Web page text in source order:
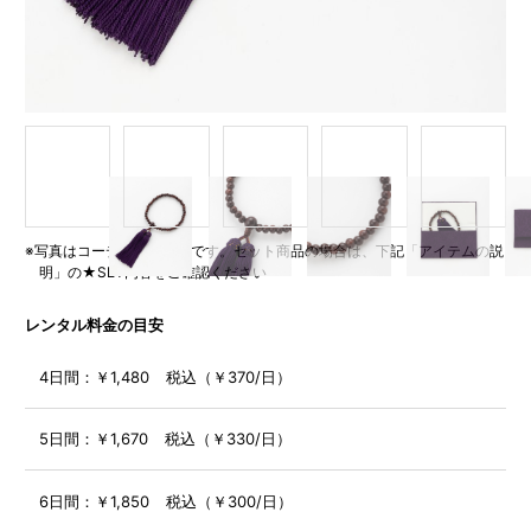
※写真はコーディネート例です。セット商品の場合は、下記「アイテムの説
明」の★SET内容をご確認ください
レンタル料金の目安
4日間： ￥1,480 税込（￥370/日）
5日間： ￥1,670 税込（￥330/日）
6日間： ￥1,850 税込（￥300/日）